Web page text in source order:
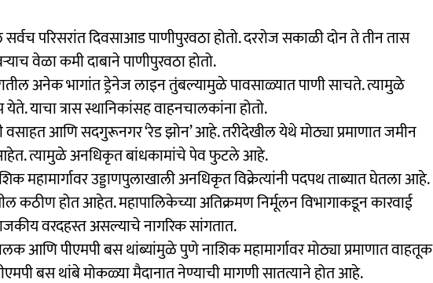
सर्वच परिसरांत दिवसाआड पाणीपुरवठा होतो. दररोज सकाळी दोन ते तीन तास
वेळा कमी दाबाने पाणीपुरवठा होतो.
अनेक भागांत ड्रेनेज लाइन तुंबल्यामुळे पावसाळ्यात पाणी साचते. त्यामुळे
याचा त्रास स्थानिकांसह वाहनचालकांना होतो.
आणि सदगुरूनगर ‘रेड झोन’ आहे. तरीदेखील येथे मोठ्या प्रमाणात जमीन
आहेत. त्यामुळे अनधिकृत बांधकामांचे पेव फुटले आहे.
महामार्गावर उड्डाणपुलाखाली अनधिकृत विक्रेत्यांनी पदपथ ताब्यात घेतला आहे.
कठीण होत आहेत. महापालिकेच्या अतिक्रमण निर्मूलन विभागाकडून कारवाई
वरदहस्त असल्याचे नागरिक सांगतात.
आणि पीएमपी बस थांब्यांमुळे पुणे नाशिक महामार्गावर मोठ्या प्रमाणात वाहतूक
बस थांबे मोकळ्या मैदानात नेण्याची मागणी सातत्याने होत आहे.